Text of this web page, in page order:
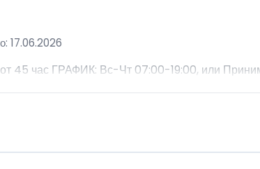
17.06.2026
час ГРАФИК: Вс-Чт 07:00-19:00, или